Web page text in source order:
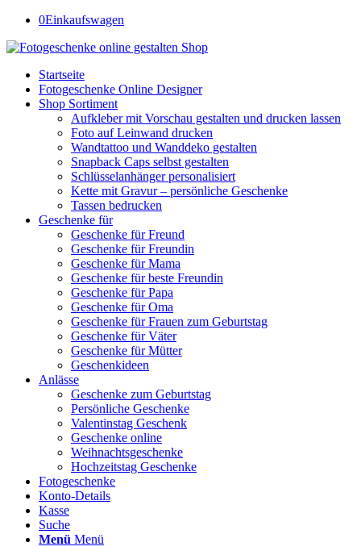
0Einkaufswagen
Startseite
Fotogeschenke Online Designer
Shop Sortiment
Aufkleber mit Vorschau gestalten und drucken lassen
Foto auf Leinwand drucken
Wandtattoo und Wanddeko gestalten
Snapback Caps selbst gestalten
Schlüsselanhänger personalisiert
Kette mit Gravur – persönliche Geschenke
Tassen bedrucken
Geschenke für
Geschenke für Freund
Geschenke für Freundin
Geschenke für Mama
Geschenke für beste Freundin
Geschenke für Papa
Geschenke für Oma
Geschenke für Frauen zum Geburtstag
Geschenke für Väter
Geschenke für Mütter
Geschenkideen
Anlässe
Geschenke zum Geburtstag
Persönliche Geschenke
Valentinstag Geschenk
Geschenke online
Weihnachtsgeschenke
Hochzeitstag Geschenke
Fotogeschenke
Konto-Details
Kasse
Suche
Menü Menü